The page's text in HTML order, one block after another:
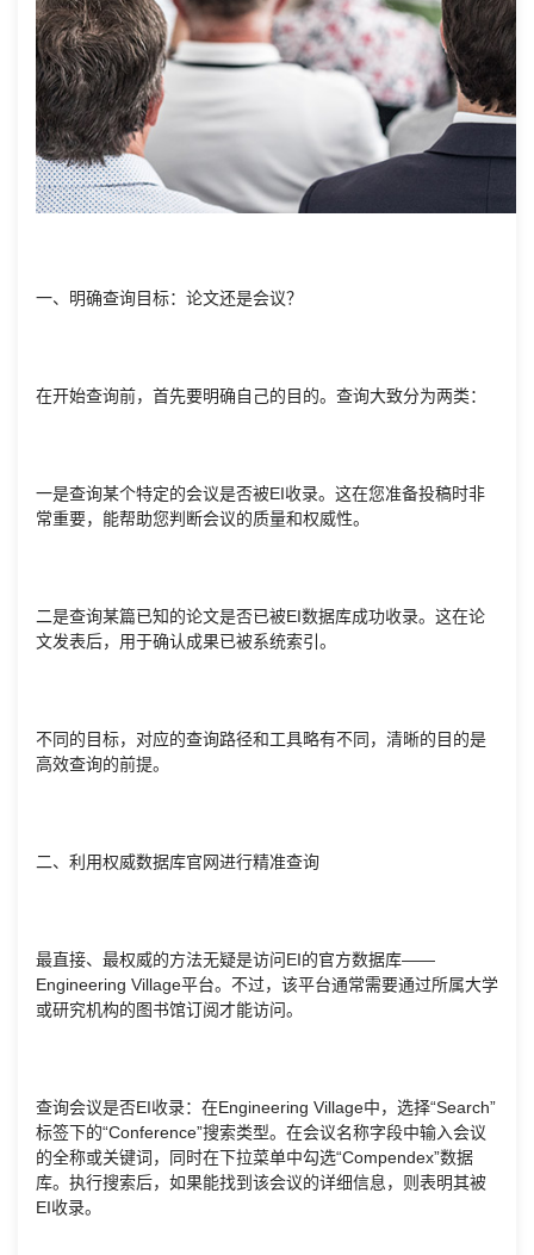
一、明确查询目标：论文还是会议？
在开始查询前，首先要明确自己的目的。查询大致分为两类：
一是查询某个特定的会议是否被EI收录。这在您准备投稿时非
常重要，能帮助您判断会议的质量和权威性。
二是查询某篇已知的论文是否已被EI数据库成功收录。这在论
文发表后，用于确认成果已被系统索引。
不同的目标，对应的查询路径和工具略有不同，清晰的目的是
高效查询的前提。
二、利用权威数据库官网进行精准查询
最直接、最权威的方法无疑是访问EI的官方数据库——
Engineering Village平台。不过，该平台通常需要通过所属大学
或研究机构的图书馆订阅才能访问。
查询会议是否EI收录：在Engineering Village中，选择“Search”
标签下的“Conference”搜索类型。在会议名称字段中输入会议
的全称或关键词，同时在下拉菜单中勾选“Compendex”数据
库。执行搜索后，如果能找到该会议的详细信息，则表明其被
EI收录。